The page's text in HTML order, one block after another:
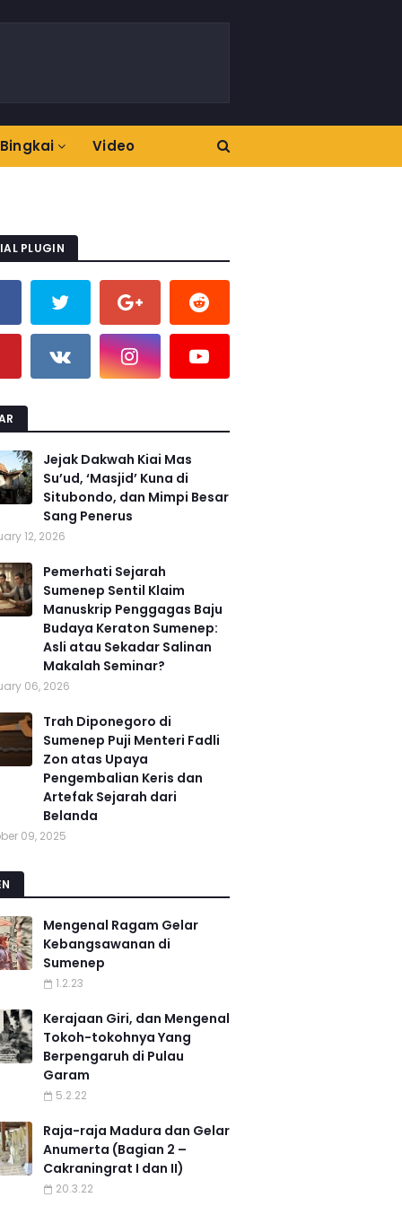
Video
PLUGIN
Jejak Dakwah Kiai Mas
Su’ud, ‘Masjid’ Kuna di
Situbondo, dan Mimpi Besar
Sang Penerus
12, 2026
Pemerhati Sejarah
Sumenep Sentil Klaim
Manuskrip Penggagas Baju
Budaya Keraton Sumenep:
Asli atau Sekadar Salinan
Makalah Seminar?
06, 2026
Trah Diponegoro di
Sumenep Puji Menteri Fadli
Zon atas Upaya
Pengembalian Keris dan
Artefak Sejarah dari
Belanda
09, 2025
Mengenal Ragam Gelar
Kebangsawanan di
Sumenep
1.2.23
Kerajaan Giri, dan Mengenal
Tokoh-tokohnya Yang
Berpengaruh di Pulau
Garam
5.2.22
Raja-raja Madura dan Gelar
Anumerta (Bagian 2 –
Cakraningrat I dan II)
20.3.22